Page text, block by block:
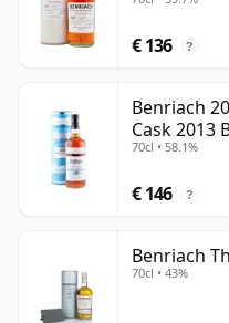
€ 136 ?
Benriach
Cask 2013
70cl • 58.1%
€ 146 ?
Benriach
70cl • 43%